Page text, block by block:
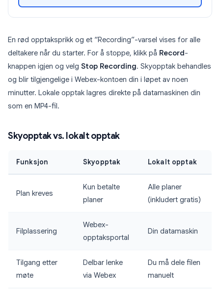
En rød opptaksprikk og et “Recording”-varsel vises for alle
deltakere når du starter. For å stoppe, klikk på Record -
knappen igjen og velg Stop Recording. Skyopptak behandles
og blir tilgjengelige i Webex-kontoen din i løpet av noen
minutter. Lokale opptak lagres direkte på datamaskinen din
som en MP4-fil.
Skyopptak vs. lokalt opptak
Funksjon Skyopptak Lokalt opptak
Plan kreves
Kun betalte
planer
Alle planer
(inkludert gratis)
Filplassering
Webex-
opptaksportal
Din datamaskin
Tilgang etter
møte
Delbar lenke
via Webex
Du må dele filen
manuelt